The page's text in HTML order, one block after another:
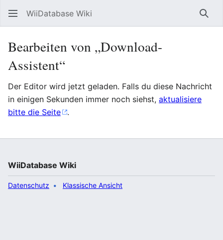
WiiDatabase Wiki
Bearbeiten von „Download-
Assistent“
Der Editor wird jetzt geladen. Falls du diese Nachricht
in einigen Sekunden immer noch siehst, aktualisiere
bitte die Seite
.
WiiDatabase Wiki
Datenschutz Klassische Ansicht